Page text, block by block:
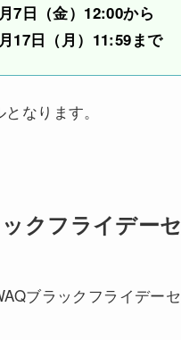
7日（金）12:00から
17日（月）11:59まで
なります。
クフライデー
ブラックフライデー